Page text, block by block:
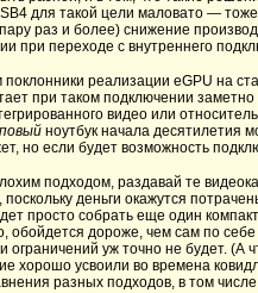
для такой цели маловато —
раз и более) снижение
при переходе с внутреннего
реализации eGPU на
при таком подключении
видео или
ноутбук начала десятилетия
но если будет возможность
подходом, раздавай те
деньги окажутся
просто собрать еще один
обойдется дороже, чем сам по
ограничений уж точно не будет.
хорошо усвоили во времена
разных подходов, в том